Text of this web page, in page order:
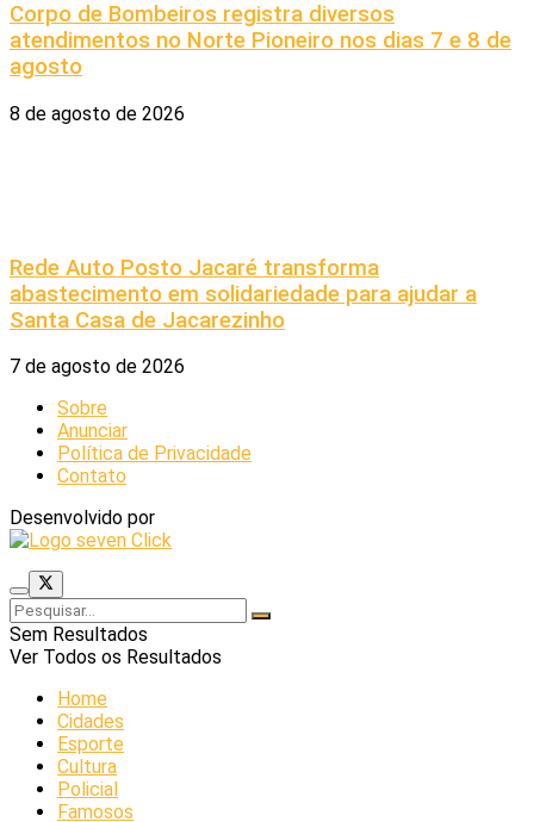
Corpo de Bombeiros registra diversos
atendimentos no Norte Pioneiro nos dias 7 e 8 de
agosto
8 de agosto de 2026
Rede Auto Posto Jacaré transforma
abastecimento em solidariedade para ajudar a
Santa Casa de Jacarezinho
7 de agosto de 2026
Sobre
Anunciar
Política de Privacidade
Contato
Desenvolvido por
Sem Resultados
Ver Todos os Resultados
Home
Cidades
Esporte
Cultura
Policial
Famosos